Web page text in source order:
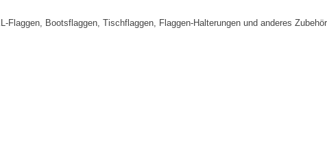
Flaggen, Bootsflaggen, Tischflaggen, Flaggen-Halterungen und anderes